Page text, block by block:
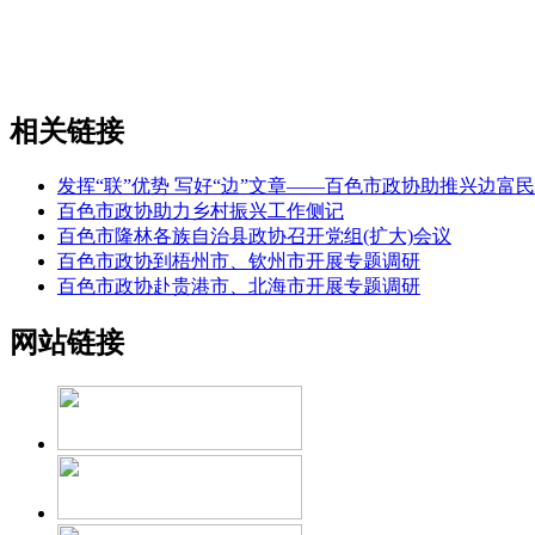
相关链接
发挥“联”优势 写好“边”文章——百色市政协助推兴边富
百色市政协助力乡村振兴工作侧记
百色市隆林各族自治县政协召开党组(扩大)会议
百色市政协到梧州市、钦州市开展专题调研
百色市政协赴贵港市、北海市开展专题调研
网站链接